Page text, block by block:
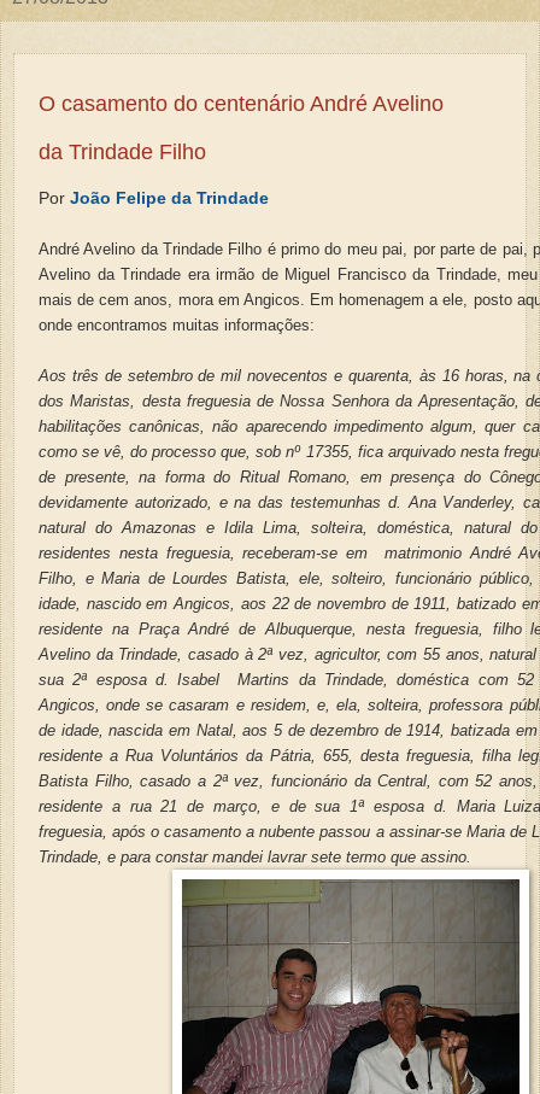
O casamento do centenário André Avelino
da Trindade Filho
Por João Felipe da Trindade
André Avelino da Trindade Filho é primo do meu pai, por parte de pai,
Avelino da Trindade era irmão de Miguel Francisco da Trindade,
mais de cem anos, mora em Angicos. Em homenagem a ele, posto
onde encontramos muitas informações:
Aos três de setembro de mil novecentos e quarenta, às 16 horas, na
dos Maristas, desta freguesia de Nossa Senhora da Apresentação,
habilitações canônicas, não aparecendo impedimento algum, quer
como se vê, do processo que, sob nº 17355, fica arquivado nesta
de presente, na forma do Ritual Romano, em presença do
devidamente autorizado, e na das testemunhas d. Ana Vanderley,
natural do Amazonas e Idila Lima, solteira, doméstica, natural
residentes nesta freguesia, receberam-se em matrimonio André
Filho, e Maria de Lourdes Batista, ele, solteiro, funcionário
idade, nascido em Angicos, aos 22 de novembro de 1911, batizado
residente na Praça André de Albuquerque, nesta freguesia, filho
Avelino da Trindade, casado à 2ª vez, agricultor, com 55 anos,
sua 2ª esposa d. Isabel Martins da Trindade, doméstica com 52
Angicos, onde se casaram e residem, e, ela, solteira, professora
de idade, nascida em Natal, aos 5 de dezembro de 1914, batizada
residente a Rua Voluntários da Pátria, 655, desta freguesia, filha
Batista Filho, casado a 2ª vez, funcionário da Central, com 52
residente a rua 21 de março, e de sua 1ª esposa d. Maria
freguesia, após o casamento a nubente passou a assinar-se Maria de
Trindade, e para constar mandei lavrar sete termo que assino.